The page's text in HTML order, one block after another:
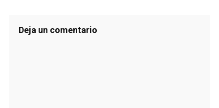
Deja un comentario